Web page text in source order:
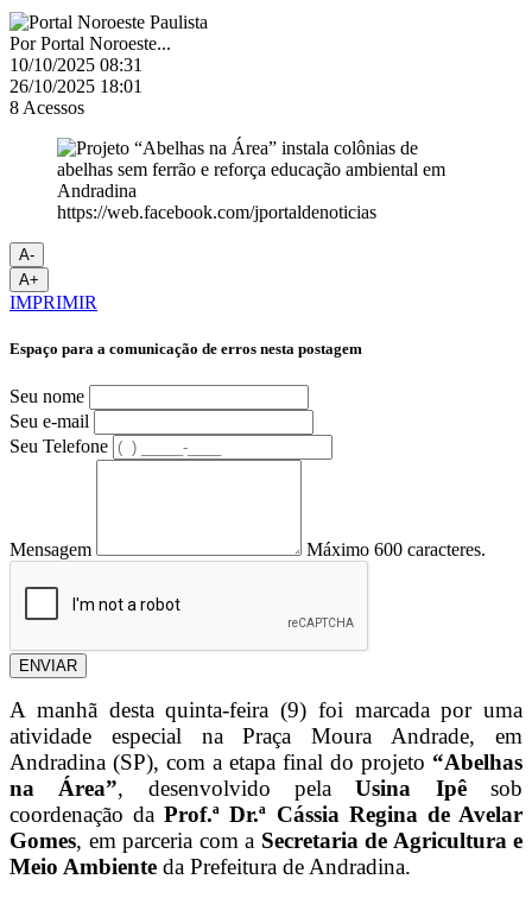
PorPortal Noroeste...
10/10/2025 08:31
26/10/2025 18:01
8 Acessos
https://web.facebook.com/jportaldenoticias
A-
A+
IMPRIMIR
Espaço para a comunicação de erros nesta postagem
Seu nome
Seu e-mail
Seu Telefone
Mensagem Máximo 600 caracteres.
ENVIAR
A manhã desta quinta-feira (9) foi marcada por uma
atividade especial na Praça Moura Andrade, em
Andradina (SP), com a etapa final do projeto “Abelhas
na Área”, desenvolvido pelaUsina Ipêsob
coordenação daProf.ª Dr.ª Cássia Regina de Avelar
Gomes, em parceria com a Secretaria de Agricultura e
Meio Ambiente da Prefeitura de Andradina.